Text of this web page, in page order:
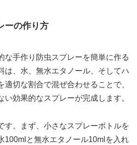
ーの作り方
な手作り防虫スプレーを簡単に作る
は、水、無水エタノール、そしてハ
適切な割合で混ぜ合わせることで、
い効果的なスプレーが完成します。
す。まず、小さなスプレーボトルを
100mlと無水エタノール10mlを入れ